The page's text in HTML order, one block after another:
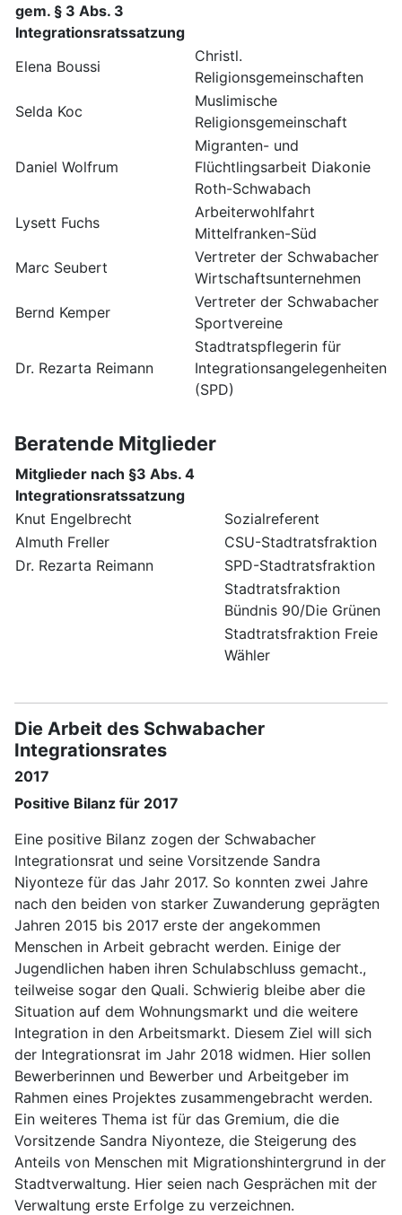
gem. § 3 Abs. 3
Integrationsratssatzung
Elena Boussi
Christl.
Religionsgemeinschaften
Selda Koc
Muslimische
Religionsgemeinschaft
Daniel Wolfrum
Migranten- und
Flüchtlingsarbeit Diakonie
Roth-Schwabach
Lysett Fuchs
Arbeiterwohlfahrt
Mittelfranken-Süd
Marc Seubert
Vertreter der Schwabacher
Wirtschaftsunternehmen
Bernd Kemper
Vertreter der Schwabacher
Sportvereine
Dr. Rezarta Reimann
Stadtratspflegerin für
Integrationsangelegenheiten
(SPD)
Beratende Mitglieder
Mitglieder nach §3 Abs. 4
Integrationsratssatzung
Knut Engelbrecht
Sozialreferent
Almuth Freller
CSU-Stadtratsfraktion
Dr. Rezarta Reimann
SPD-Stadtratsfraktion
Stadtratsfraktion
Bündnis 90/Die Grünen
Stadtratsfraktion Freie
Wähler
Die Arbeit des Schwabacher
Integrationsrates
2017
Positive Bilanz für 2017
Eine positive Bilanz zogen der Schwabacher
Integrationsrat und seine Vorsitzende Sandra
Niyonteze für das Jahr 2017. So konnten zwei Jahre
nach den beiden von starker Zuwanderung geprägten
Jahren 2015 bis 2017 erste der angekommen
Menschen in Arbeit gebracht werden. Einige der
Jugendlichen haben ihren Schulabschluss gemacht.,
teilweise sogar den Quali. Schwierig bleibe aber die
Situation auf dem Wohnungsmarkt und die weitere
Integration in den Arbeitsmarkt. Diesem Ziel will sich
der Integrationsrat im Jahr 2018 widmen. Hier sollen
Bewerberinnen und Bewerber und Arbeitgeber im
Rahmen eines Projektes zusammengebracht werden.
Ein weiteres Thema ist für das Gremium, die die
Vorsitzende Sandra Niyonteze, die Steigerung des
Anteils von Menschen mit Migrationshintergrund in der
Stadtverwaltung. Hier seien nach Gesprächen mit der
Verwaltung erste Erfolge zu verzeichnen.